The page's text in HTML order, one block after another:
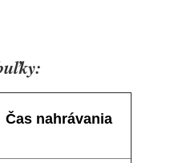
Čas nahrávania